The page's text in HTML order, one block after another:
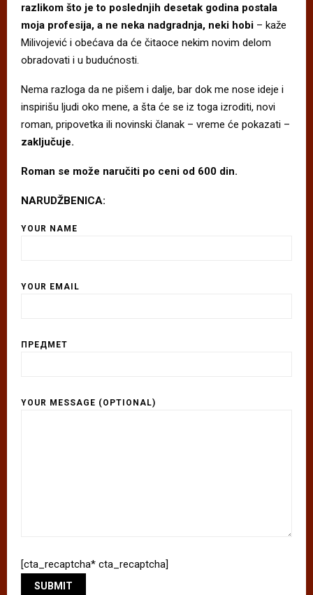
razlikom što je to poslednjih desetak godina postala
moja profesija, a ne neka nadgradnja, neki hobi – kaže
Milivojević i obećava da će čitaoce nekim novim delom
obradovati i u budućnosti.
Nema razloga da ne pišem i dalje, bar dok me nose ideje i
inspirišu ljudi oko mene, a šta će se iz toga izroditi, novi
roman, pripovetka ili novinski članak – vreme će pokazati –
zaključuje.
Roman se može naručiti po ceni od 600 din.
NARUDŽBENICA:
YOUR NAME
YOUR EMAIL
ПРЕДМЕТ
YOUR MESSAGE (OPTIONAL)
[cta_recaptcha* cta_recaptcha]